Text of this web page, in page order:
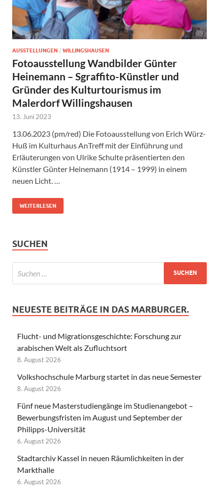
AUSSTELLUNGEN / WILLINGSHAUSEN
Fotoausstellung Wandbilder Günter
Heinemann – Sgraffito-Künstler und
Gründer des Kulturtourismus im
Malerdorf Willingshausen
13. Juni 2023
13.06.2023 (pm/red) Die Fotoausstellung von Erich Würz-
Huß im Kulturhaus AnTreff mit der Einführung und
Erläuterungen von Ulrike Schulte präsentierten den
Künstler Günter Heinemann (1914 – 1999) in einem
neuen Licht. …
WEITERLESEN
SUCHEN
NEUESTE BEITRÄGE IN DAS MARBURGER.
Flucht- und Migrationsgeschichte: Forschung zur
arabischen Welt als Zufluchtsort
8. August 2026
Volkshochschule Marburg startet in das neue Semester
8. August 2026
Fünf neue Masterstudiengänge im Studienangebot –
Bewerbungsfristen im August und September der
Philipps-Universität
6. August 2026
Stadtarchiv Kassel in neuen Räumlichkeiten in der
Markthalle
6. August 2026